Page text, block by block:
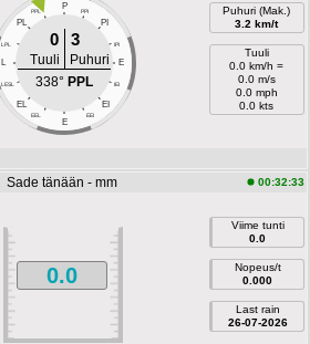
P
PPL PPI
PL PI
LPL IPI
L E
LESL IEI
EL EI
EEL EEI
E
0 3
Tuuli
Puhuri
338° PPL
Puhuri (Mak.)
3.2 km/t
Tuuli
0.0 km/h =
0.0 m/s
0.0 mph
0.0 kts
Sade tänään - mm 00:32:33
0.0
Viime tunti
0.0
Nopeus/t
0.000
Last rain
26-07-2026